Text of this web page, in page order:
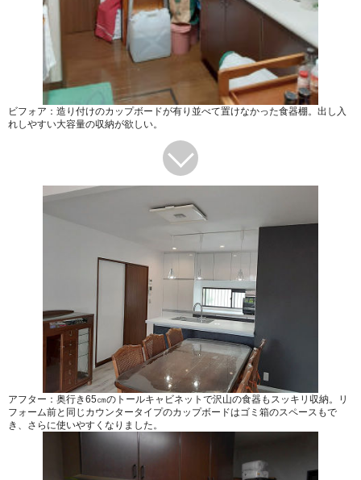
ビフォア：造り付けのカップボードが有り並べて置けなかった食器棚。出し入
れしやすい大容量の収納が欲しい。
アフター：奥行き65㎝のトールキャビネットで沢山の食器もスッキリ収納。リ
フォーム前と同じカウンタータイプのカップボードはゴミ箱のスペースもで
き、さらに使いやすくなりました。